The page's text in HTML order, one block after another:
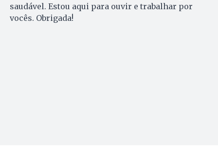
saudável. Estou aqui para ouvir e trabalhar por
vocês. Obrigada!